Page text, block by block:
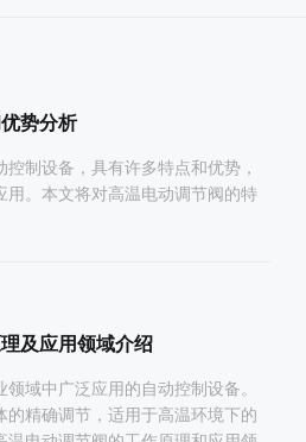
势分析
制设备，具有许多特点和优势，
。本文将对高温电动调节阀的特
及应用领域介绍
域中广泛应用的自动控制设备。
精确调节，适用于高温环境下的